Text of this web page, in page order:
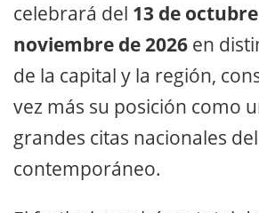
celebrará del 13 de
noviembre de 2026 en
de la capital y la región,
vez más su posición como
grandes citas nacionales
contemporáneo.